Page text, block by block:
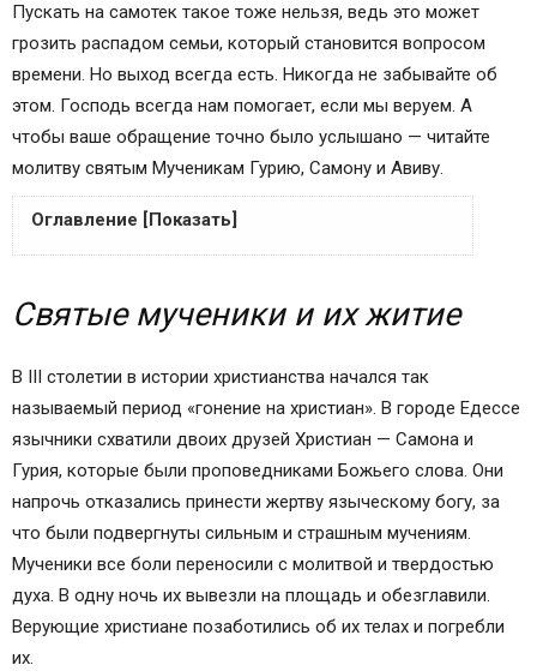
Пускать на самотек такое тоже нельзя, ведь это может
грозить распадом семьи, который становится вопросом
времени. Но выход всегда есть. Никогда не забывайте об
этом. Господь всегда нам помогает, если мы веруем. А
чтобы ваше обращение точно было услышано — читайте
молитву святым Мученикам Гурию, Самону и Авиву.
Оглавление [Показать]
Молитва Гурию, Самону и Авиву
Священные тексты молитв
Немного истории
Чудеса святых
Иконография
О чем молиться святым
Акафист святым мученикам Гурию, Самону и
Авиву поможет восстановить мир в семье
История сошествия в сонмы святых
Путь к Богу: от исповедника в святые
Святые мученики и их житие
В III столетии в истории христианства начался так
называемый период «гонение на христиан». В городе Едессе
язычники схватили двоих друзей Христиан — Самона и
Гурия, которые были проповедниками Божьего слова. Они
напрочь отказались принести жертву языческому богу, за
что были подвергнуты сильным и страшным мучениям.
Мученики все боли переносили с молитвой и твердостью
духа. В одну ночь их вывезли на площадь и обезглавили.
Верующие христиане позаботились об их телах и погребли
их.